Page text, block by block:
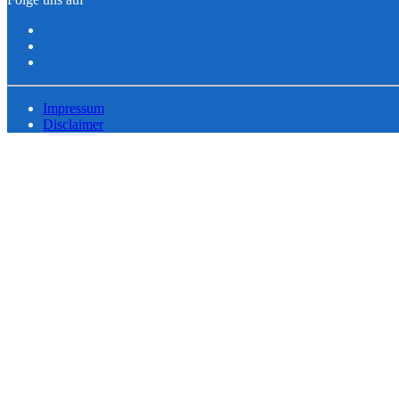
Impressum
Disclaimer